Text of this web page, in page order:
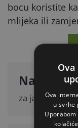
bocu koristite
mlijeka ili
Namjena
za janjad
Ova
u svrhe